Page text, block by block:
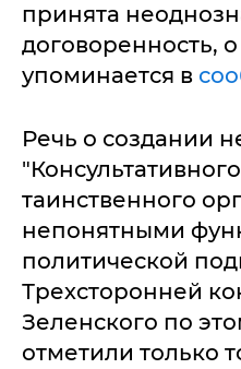
принята
договоренность,
упоминается в
Речь о создании
таинственного
непонятными
политической
Трехсторонней
Зеленского по
отметили только